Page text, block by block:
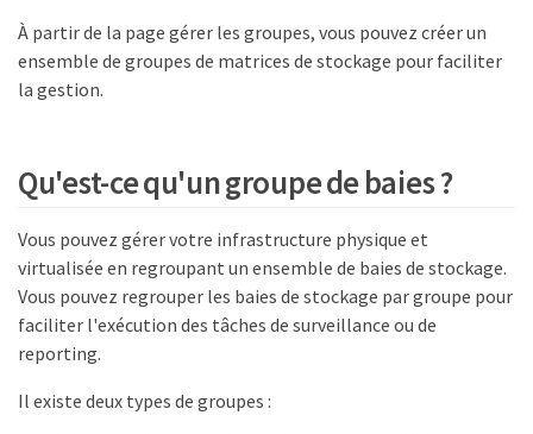
À partir de la page gérer les groupes, vous pouvez créer un
ensemble de groupes de matrices de stockage pour faciliter
la gestion.
Qu'est-ce qu'un groupe de baies ?
Vous pouvez gérer votre infrastructure physique et
virtualisée en regroupant un ensemble de baies de stockage.
Vous pouvez regrouper les baies de stockage par groupe pour
faciliter l'exécution des tâches de surveillance ou de
reporting.
Il existe deux types de groupes :